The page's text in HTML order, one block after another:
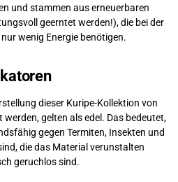
und stammen aus erneuerbaren
geerntet werden!), die bei der
wenig Energie benötigen.
dieser Kuripe-Kollektion von
gelten als edel. Das bedeutet,
gegen Termiten, Insekten und
die das Material verunstalten
geruchlos sind.